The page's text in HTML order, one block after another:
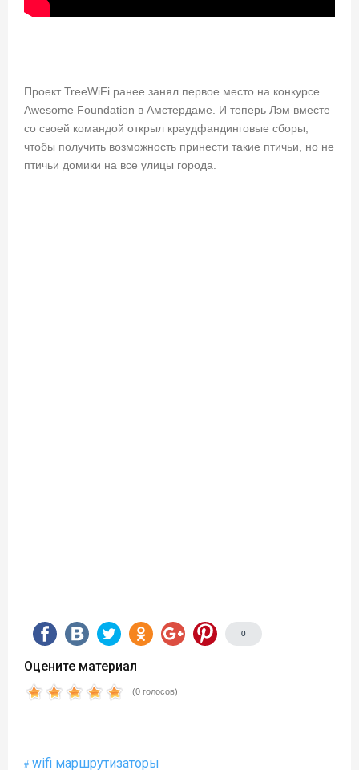
Проект TreeWiFi ранее занял первое место на конкурсе
Awesome Foundation в Амстердаме. И теперь Лэм вместе
со своей командой открыл краудфандинговые сборы,
чтобы получить возможность принести такие птичьи, но не
птичьи домики на все улицы города.
0
Оцените материал
(0 голосов)
wifi маршрутизаторы